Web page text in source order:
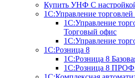
Купить УНФ С
1С:Управление торговлей
1С:Управление
Торговый офис
1С:Управление
1С:Розница 8
1С:Розница 8
1С:Розница 8 ПРОФ